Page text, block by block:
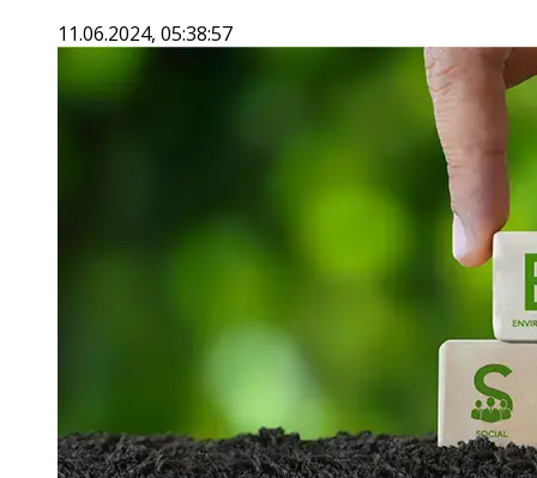
11.06.2024, 05:38:57